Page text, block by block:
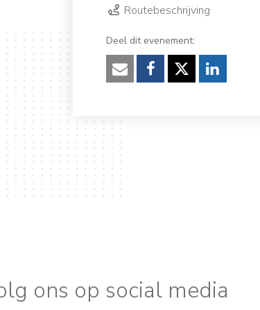
Routebeschrijving
Deel dit evenement:
Verzenden
Facebook
Twitter
ons op social media